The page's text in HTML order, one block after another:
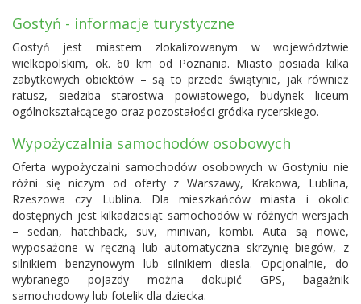
Gostyń - informacje turystyczne
Gostyń jest miastem zlokalizowanym w województwie
wielkopolskim, ok. 60 km od Poznania. Miasto posiada kilka
zabytkowych obiektów – są to przede świątynie, jak również
ratusz, siedziba starostwa powiatowego, budynek liceum
ogólnokształcącego oraz pozostałości gródka rycerskiego.
Wypożyczalnia samochodów osobowych
Oferta wypożyczalni samochodów osobowych w Gostyniu nie
różni się niczym od oferty z Warszawy, Krakowa, Lublina,
Rzeszowa czy Lublina. Dla mieszkańców miasta i okolic
dostępnych jest kilkadziesiąt samochodów w różnych wersjach
– sedan, hatchback, suv, minivan, kombi. Auta są nowe,
wyposażone w ręczną lub automatyczna skrzynię biegów, z
silnikiem benzynowym lub silnikiem diesla. Opcjonalnie, do
wybranego pojazdy można dokupić GPS, bagażnik
samochodowy lub fotelik dla dziecka.